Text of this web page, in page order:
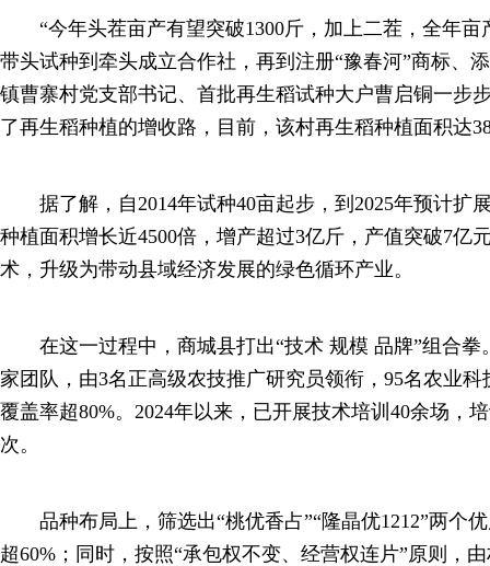
“今年头茬亩产有望突破1300斤，加上二茬，全年亩
带头试种到牵头成立合作社，再到注册“豫春河”商标、
镇曹寨村党支部书记、首批再生稻试种大户曹启铜一步
了再生稻种植的增收路，目前，该村再生稻种植面积达
据了解，自2014年试种40亩起步，到2025年预计扩
种植面积增长近4500倍，增产超过3亿斤，产值突破7亿
术，升级为带动县域经济发展的绿色循环产业。
在这一过程中，商城县打出“技术 规模 品牌”组合拳
家团队，由3名正高级农技推广研究员领衔，95名农业
覆盖率超80%。2024年以来，已开展技术培训40余场，
次。
品种布局上，筛选出“桃优香占”“隆晶优1212”两个
超60%；同时，按照“承包权不变、经营权连片”原则，